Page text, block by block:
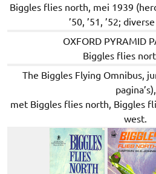
Biggles flies north, mei 1939
’50, ’51, ’52;
OXFORD PYRAMID
Biggles flies
The Biggles Flying Omnibus,
pagina’s),
met Biggles flies north, Biggles
west.